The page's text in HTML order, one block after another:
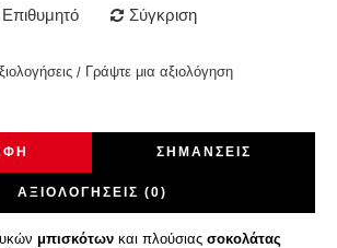
Επιθυμητό Σύγκριση
/ Γράψτε μια αξιολόγηση
ΣΗΜΆΝΣΕΙΣ
ΑΞΙΟΛΟΓΉΣΕΙΣ (0)
μπισκότων και πλούσιας σοκολάτας